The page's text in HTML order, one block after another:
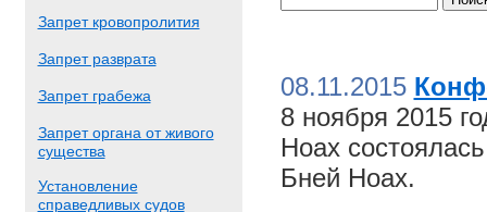
Запрет кровопролития
Запрет разврата
Запрет грабежа
Запрет органа от живого
существа
Установление
справедливых судов
08.11.2015
8 ноября 2015
Ноах
Бней Ноах.